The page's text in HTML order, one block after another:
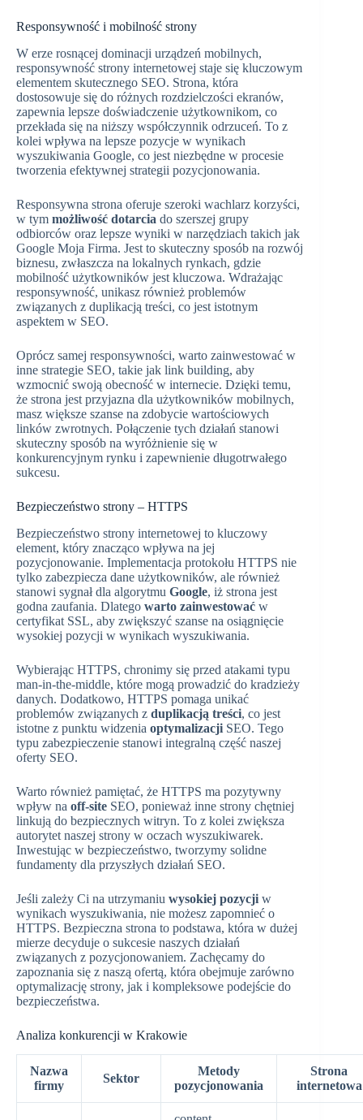
Responsywność i mobilność strony
W erze rosnącej dominacji urządzeń mobilnych,
responsywność strony internetowej staje się kluczowym
elementem skutecznego SEO. Strona, która
dostosowuje się do różnych rozdzielczości ekranów,
zapewnia lepsze doświadczenie użytkownikom, co
przekłada się na niższy współczynnik odrzuceń. To z
kolei wpływa na lepsze pozycje w wynikach
wyszukiwania Google, co jest niezbędne w procesie
tworzenia efektywnej strategii pozycjonowania.
Responsywna strona oferuje szeroki wachlarz korzyści,
w tym możliwość dotarcia do szerszej grupy
odbiorców oraz lepsze wyniki w narzędziach takich jak
Google Moja Firma. Jest to skuteczny sposób na rozwój
biznesu, zwłaszcza na lokalnych rynkach, gdzie
mobilność użytkowników jest kluczowa. Wdrażając
responsywność, unikasz również problemów
związanych z duplikacją treści, co jest istotnym
aspektem w SEO.
Oprócz samej responsywności, warto zainwestować w
inne strategie SEO, takie jak link building, aby
wzmocnić swoją obecność w internecie. Dzięki temu,
że strona jest przyjazna dla użytkowników mobilnych,
masz większe szanse na zdobycie wartościowych
linków zwrotnych. Połączenie tych działań stanowi
skuteczny sposób na wyróżnienie się w
konkurencyjnym rynku i zapewnienie długotrwałego
sukcesu.
Bezpieczeństwo strony – HTTPS
Bezpieczeństwo strony internetowej to kluczowy
element, który znacząco wpływa na jej
pozycjonowanie. Implementacja protokołu HTTPS nie
tylko zabezpiecza dane użytkowników, ale również
stanowi sygnał dla algorytmu Google, iż strona jest
godna zaufania. Dlatego warto zainwestować w
certyfikat SSL, aby zwiększyć szanse na osiągnięcie
wysokiej pozycji w wynikach wyszukiwania.
Wybierając HTTPS, chronimy się przed atakami typu
man-in-the-middle, które mogą prowadzić do kradzieży
danych. Dodatkowo, HTTPS pomaga unikać
problemów związanych z duplikacją treści, co jest
istotne z punktu widzenia optymalizacji SEO. Tego
typu zabezpieczenie stanowi integralną część naszej
oferty SEO.
Warto również pamiętać, że HTTPS ma pozytywny
wpływ na off-site SEO, ponieważ inne strony chętniej
linkują do bezpiecznych witryn. To z kolei zwiększa
autorytet naszej strony w oczach wyszukiwarek.
Inwestując w bezpieczeństwo, tworzymy solidne
fundamenty dla przyszłych działań SEO.
Jeśli zależy Ci na utrzymaniu wysokiej pozycji w
wynikach wyszukiwania, nie możesz zapomnieć o
HTTPS. Bezpieczna strona to podstawa, która w dużej
mierze decyduje o sukcesie naszych działań
związanych z pozycjonowaniem. Zachęcamy do
zapoznania się z naszą ofertą, która obejmuje zarówno
optymalizację strony, jak i kompleksowe podejście do
bezpieczeństwa.
Analiza konkurencji w Krakowie
Nazwa
firmy
Sektor
Metody
pozycjonowania
Strona
internetowa